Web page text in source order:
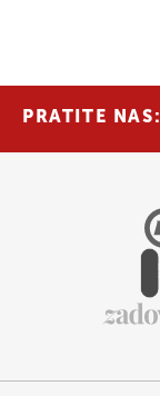
PRATITE NAS: